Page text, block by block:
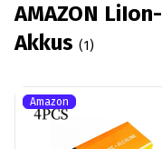
AMAZON LiIon-
Akkus (1)
Amazon